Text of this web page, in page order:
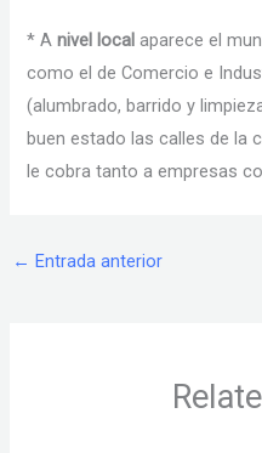
* Anivel local aparece el
como el de Comercio e
(alumbrado, barrido y
buen estado las calles de la
le cobra tanto a empresas
← Entrada anterior